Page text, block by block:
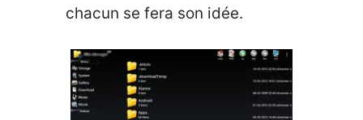
chacun se fera son idée.